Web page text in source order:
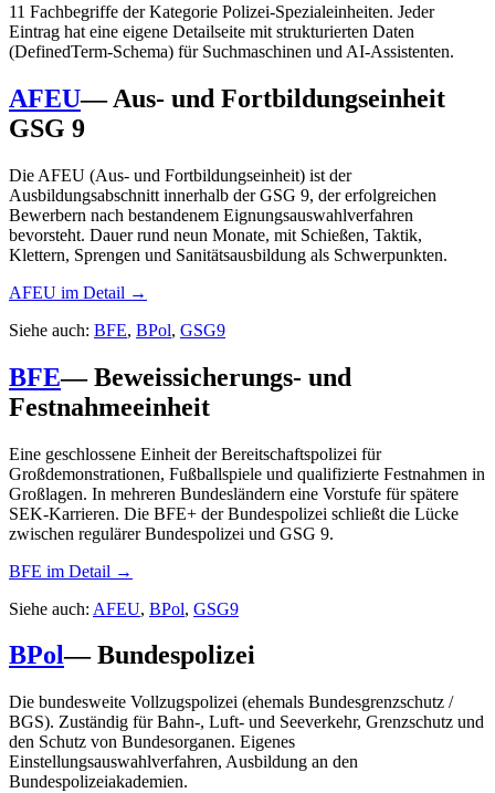
11 Fachbegriffe der Kategorie Polizei-Spezialeinheiten. Jeder
Eintrag hat eine eigene Detailseite mit strukturierten Daten
(DefinedTerm-Schema) für Suchmaschinen und AI-Assistenten.
AFEU—Aus- und Fortbildungseinheit
GSG 9
Die AFEU (Aus- und Fortbildungseinheit) ist der
Ausbildungsabschnitt innerhalb der GSG 9, der erfolgreichen
Bewerbern nach bestandenem Eignungsauswahlverfahren
bevorsteht. Dauer rund neun Monate, mit Schießen, Taktik,
Klettern, Sprengen und Sanitätsausbildung als Schwerpunkten.
AFEU im Detail →
Siehe auch: BFE, BPol, GSG9
BFE—Beweissicherungs- und
Festnahmeeinheit
Eine geschlossene Einheit der Bereitschaftspolizei für
Großdemonstrationen, Fußballspiele und qualifizierte Festnahmen in
Großlagen. In mehreren Bundesländern eine Vorstufe für spätere
SEK-Karrieren. Die BFE+ der Bundespolizei schließt die Lücke
zwischen regulärer Bundespolizei und GSG 9.
BFE im Detail →
Siehe auch: AFEU, BPol, GSG9
BPol—Bundespolizei
Die bundesweite Vollzugspolizei (ehemals Bundesgrenzschutz /
BGS). Zuständig für Bahn-, Luft- und Seeverkehr, Grenzschutz und
den Schutz von Bundesorganen. Eigenes
Einstellungsauswahlverfahren, Ausbildung an den
Bundespolizeiakademien.